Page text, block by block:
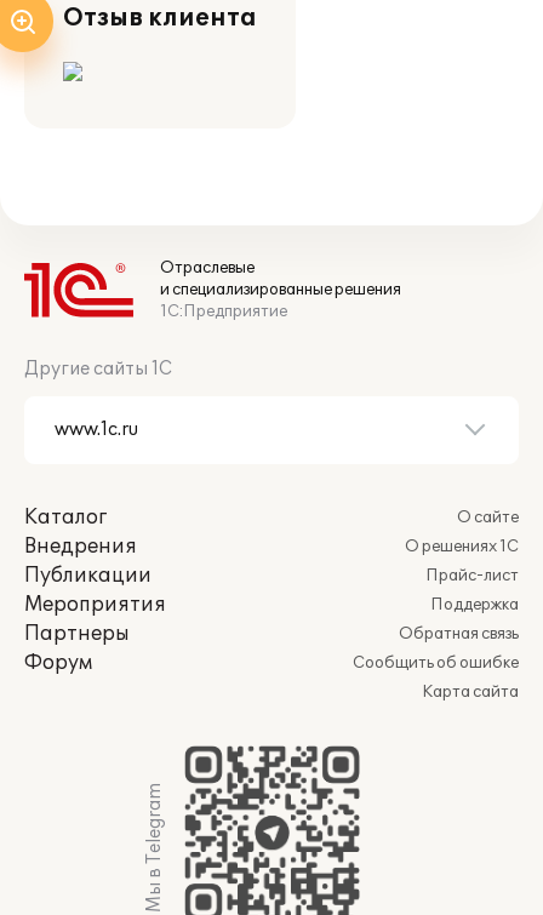
Отзыв клиента
Отраслевые
и специализированные решения
1С:Предприятие
Другие сайты 1С
Каталог
Внедрения
Публикации
Мероприятия
Партнеры
Форум
О сайте
О решениях 1С
Прайс-лист
Поддержка
Обратная связь
Сообщить об ошибке
Карта сайта
Мы в Telegram